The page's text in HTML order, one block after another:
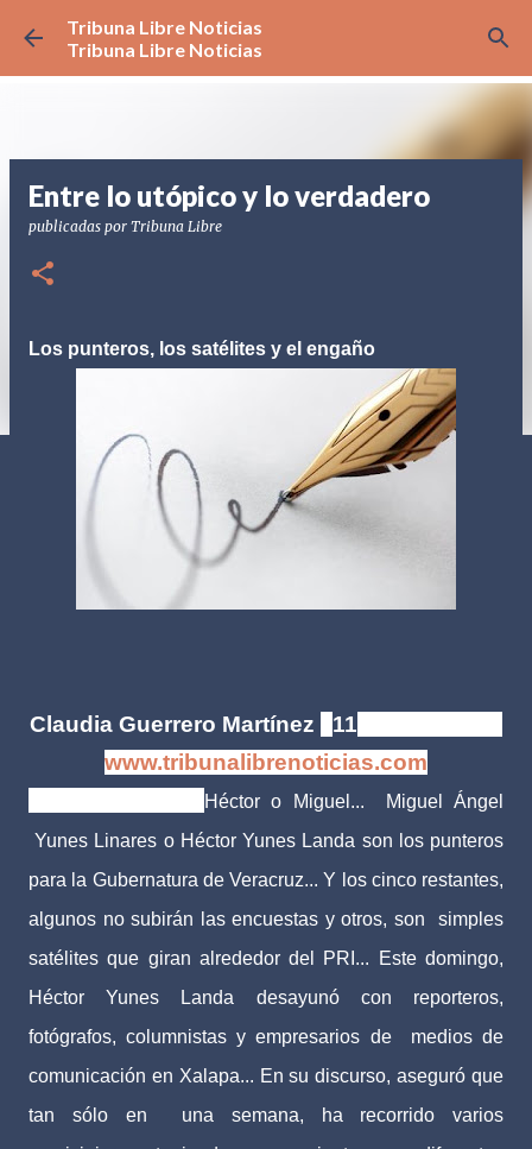
Ir al contenido principal
Tribuna Libre Noticias
Tribuna Libre Noticias
Entre lo utópico y lo verdadero
publicadas por Tribuna Libre
Los punteros, los satélites y el engaño
Claudia Guerrero Martínez 11
www.tribunalibrenoticias.com
Héctor o Miguel... Miguel Ángel
Yunes Linares o Héctor Yunes Landa son los punteros
para la Gubernatura de Veracruz... Y los cinco restantes,
algunos no subirán las encuestas y otros, son simples
satélites que giran alrededor del PRI... Este domingo,
Héctor Yunes Landa desayunó con reporteros,
fotógrafos, columnistas y empresarios de medios de
comunicación en Xalapa... En su discurso, aseguró que
tan sólo en una semana, ha recorrido varios